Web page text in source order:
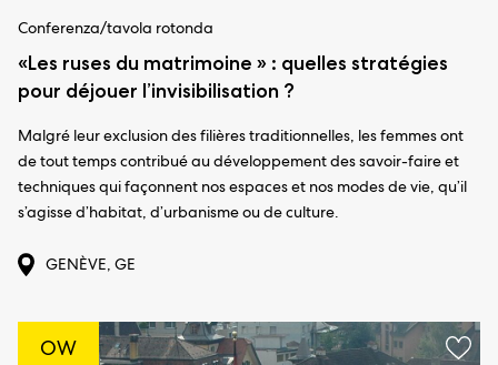
Conferenza/tavola rotonda
«Les ruses du matrimoine » : quelles stratégies
pour déjouer l’invisibilisation ?
Malgré leur exclusion des filières traditionnelles, les femmes ont
de tout temps contribué au développement des savoir-faire et
techniques qui façonnent nos espaces et nos modes de vie, qu’il
s’agisse d’habitat, d’urbanisme ou de culture.
GENÈVE, GE
OW